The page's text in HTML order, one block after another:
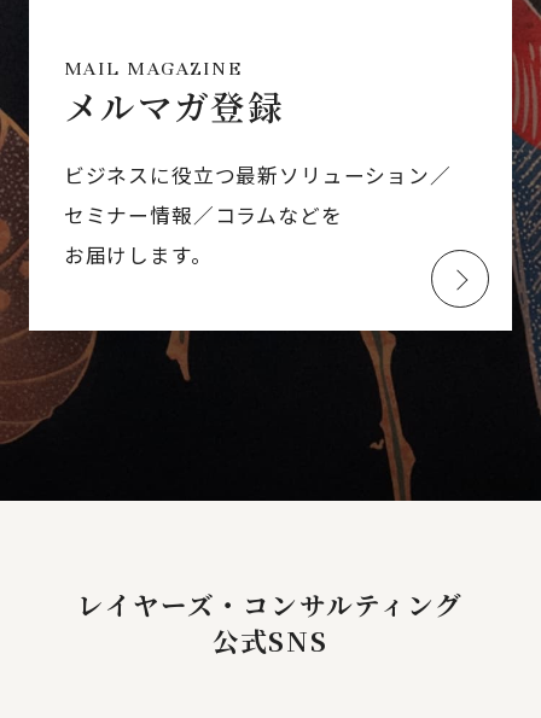
MAIL MAGAZINE
メルマガ登録
ビジネスに役立つ最新ソリューション／
セミナー情報／コラムなどを
お届けします。
レイヤーズ・コンサルティング
公式SNS